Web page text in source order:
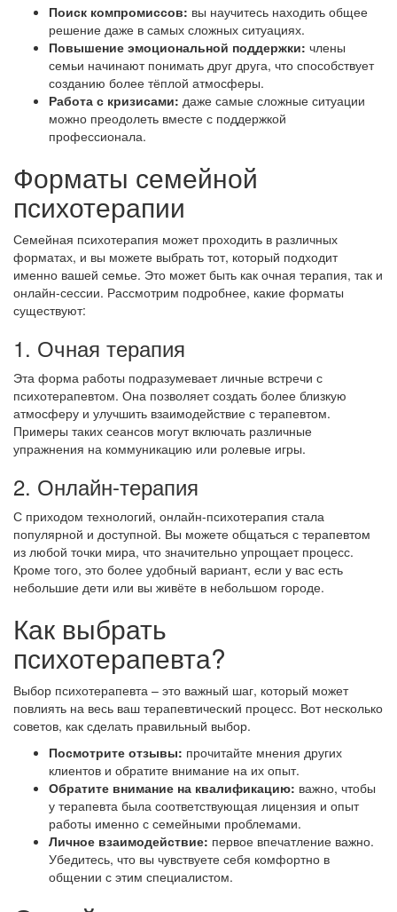
Поиск компромиссов: вы научитесь находить общее
решение даже в самых сложных ситуациях.
Повышение эмоциональной поддержки: члены
семьи начинают понимать друг друга, что способствует
созданию более тёплой атмосферы.
Работа с кризисами: даже самые сложные ситуации
можно преодолеть вместе с поддержкой
профессионала.
Форматы семейной
психотерапии
Семейная психотерапия может проходить в различных
форматах, и вы можете выбрать тот, который подходит
именно вашей семье. Это может быть как очная терапия, так и
онлайн-сессии. Рассмотрим подробнее, какие форматы
существуют:
1. Очная терапия
Эта форма работы подразумевает личные встречи с
психотерапевтом. Она позволяет создать более близкую
атмосферу и улучшить взаимодействие с терапевтом.
Примеры таких сеансов могут включать различные
упражнения на коммуникацию или ролевые игры.
2. Онлайн-терапия
С приходом технологий, онлайн-психотерапия стала
популярной и доступной. Вы можете общаться с терапевтом
из любой точки мира, что значительно упрощает процесс.
Кроме того, это более удобный вариант, если у вас есть
небольшие дети или вы живёте в небольшом городе.
Как выбрать
психотерапевта?
Выбор психотерапевта – это важный шаг, который может
повлиять на весь ваш терапевтический процесс. Вот несколько
советов, как сделать правильный выбор.
Посмотрите отзывы: прочитайте мнения других
клиентов и обратите внимание на их опыт.
Обратите внимание на квалификацию: важно, чтобы
у терапевта была соответствующая лицензия и опыт
работы именно с семейными проблемами.
Личное взаимодействие: первое впечатление важно.
Убедитесь, что вы чувствуете себя комфортно в
общении с этим специалистом.